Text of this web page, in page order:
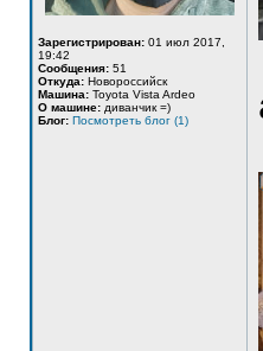
Зарегистрирован: 01 июл 2017,
19:42
Сообщения: 51
Откуда: Новороссийск
Машина: Toyota Vista Ardeo
О машине: диванчик =)
Блог: Посмотреть блог (1)